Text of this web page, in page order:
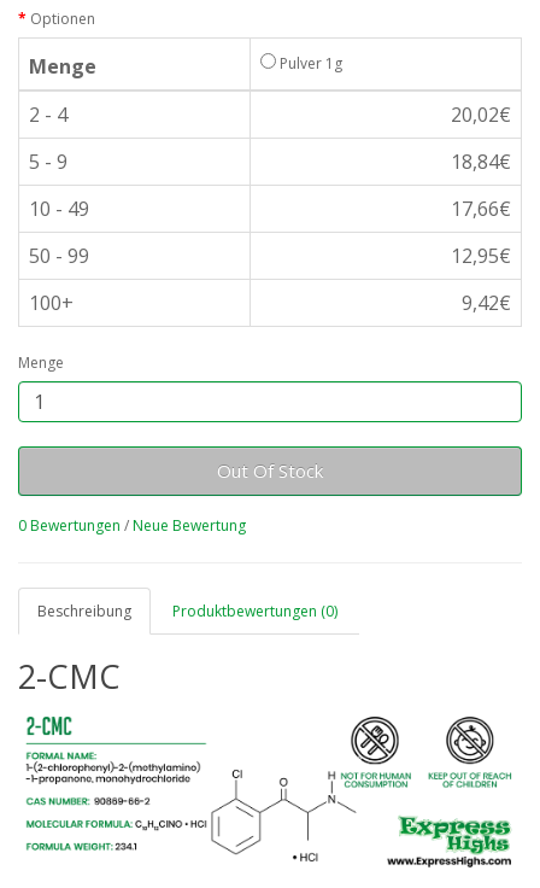
Optionen
Menge Pulver 1g
2 - 4
20,02€
5 - 9
18,84€
10 - 49
17,66€
50 - 99
12,95€
100+
9,42€
Menge
Out Of Stock
0 Bewertungen /Neue Bewertung
Beschreibung Produktbewertungen (0)
2-CMC